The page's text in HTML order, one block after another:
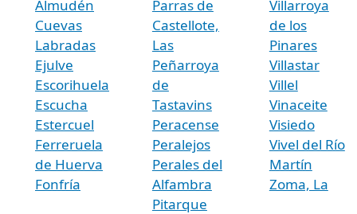
Almudén
Cuevas
Labradas
Ejulve
Escorihuela
Escucha
Estercuel
Ferreruela
de Huerva
Fonfría
Parras de
Castellote,
Las
Peñarroya
de
Tastavins
Peracense
Peralejos
Perales del
Alfambra
Pitarque
Villarroya
de los
Pinares
Villastar
Villel
Vinaceite
Visiedo
Vivel del Río
Martín
Zoma, La